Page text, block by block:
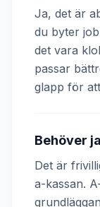
Ja, det är
du byter
det vara
passar
glapp för
Behöver
Det är
a-kassan.